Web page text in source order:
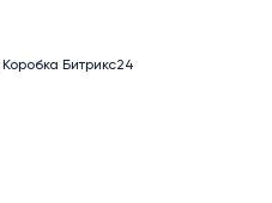
Битрикс24